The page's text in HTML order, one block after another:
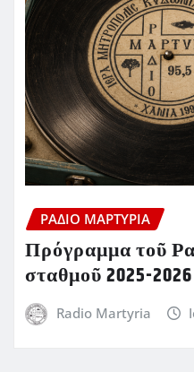
ΡΆΔΙΟ ΜΑΡΤΥΡΊΑ
Πρόγραμμα τοῦ
σταθμοῦ 2025-2026
Radio Martyria